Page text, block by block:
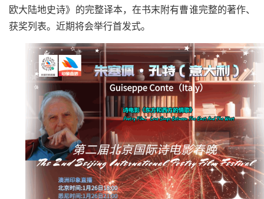
欧大陆地史诗》的完整译本，在书末附有曹谁完整的著作、
获奖列表。近期将会举行首发式。